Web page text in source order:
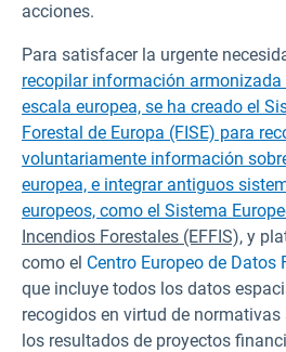
acciones.
Para satisfacer la urgente
recopilar información armonizada
escala europea, se ha creado el
Forestal de Europa (FISE) para
voluntariamente información
europea, e integrar antiguos
europeos, como el Sistema
Incendios Forestales (EFFIS), y
como el Centro Europeo de Datos
que incluye todos los datos
recogidos en virtud de normativas
los resultados de proyectos